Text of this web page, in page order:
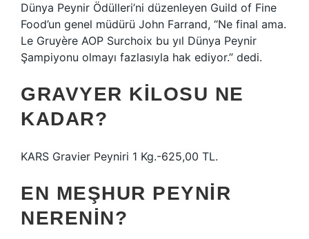
Dünya Peynir Ödülleri’ni düzenleyen Guild of Fine
Food’un genel müdürü John Farrand, “Ne final ama.
Le Gruyère AOP Surchoix bu yıl Dünya Peynir
Şampiyonu olmayı fazlasıyla hak ediyor.” dedi.
GRAVYER KILOSU NE
KADAR?
KARS Gravier Peyniri 1 Kg.-625,00 TL.
EN MEŞHUR PEYNIR
NERENIN?